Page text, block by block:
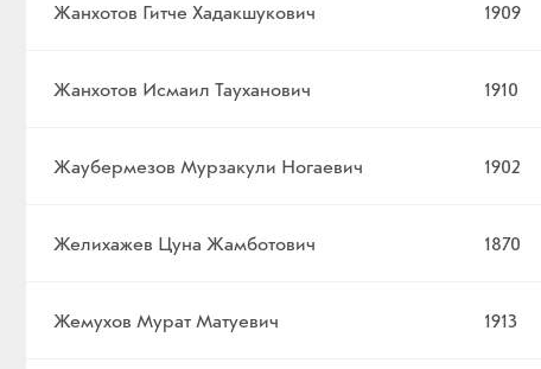
Жанхотов Гитче Хадакшукович 1909
Жанхотов Исмаил Тауханович 1910
Жаубермезов Мурзакули Ногаевич 1902
Желихажев Цуна Жамботович 1870
Жемухов Мурат Матуевич 1913